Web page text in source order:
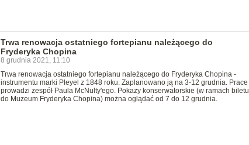
Trwa renowacja ostatniego fortepianu należącego do
Fryderyka Chopina
8 grudnia 2021, 11:10
Trwa renowacja ostatniego fortepianu należącego do Fryderyka Chopina -
instrumentu marki Pleyel z 1848 roku. Zaplanowano ją na 3-12 grudnia. Prace
prowadzi zespół Paula McNulty'ego. Pokazy konserwatorskie (w ramach biletu
do Muzeum Fryderyka Chopina) można oglądać od 7 do 12 grudnia.